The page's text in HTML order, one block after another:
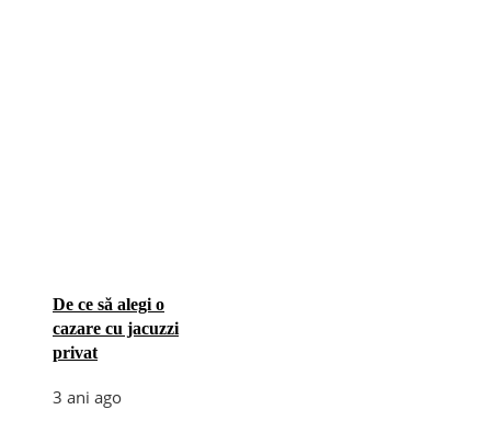
De ce să alegi o
cazare cu jacuzzi
privat
3 ani ago